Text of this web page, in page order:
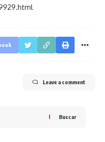
Leave a comment
Buscar